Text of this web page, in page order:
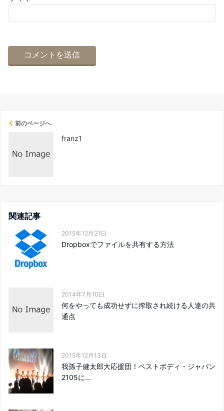
前のページへ
franz1
関連記事
2015年12月21日
Dropboxでファイルを共有する方法
2014年7月10日
何をやっても成功せずに搾取され続ける人達の共
通点
2015年12月13日
我孫子健太郎大応援団！ベストボディ・ジャパン
2105に...